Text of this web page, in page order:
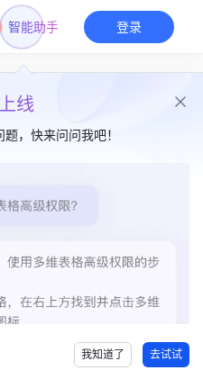
智能助手
线
，快来问问我吧！
我知道了 去试试
登录